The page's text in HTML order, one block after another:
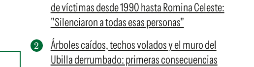
de víctimas desde 1990 hasta Romina Celeste:
"Silenciaron a todas esas personas"
Árboles caídos, techos volados y el muro del
Ubilla derrumbado: primeras consecuencias